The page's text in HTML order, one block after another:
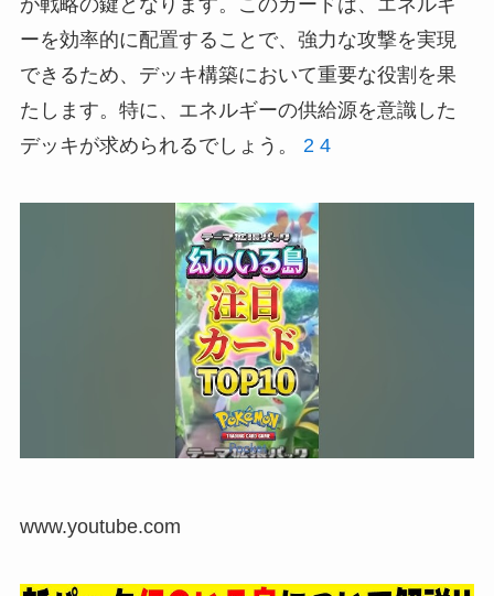
が戦略の鍵となります。このカードは、エネルギ
ーを効率的に配置することで、強力な攻撃を実現
できるため、デッキ構築において重要な役割を果
たします。特に、エネルギーの供給源を意識した
デッキが求められるでしょう。 2 4
www.youtube.com